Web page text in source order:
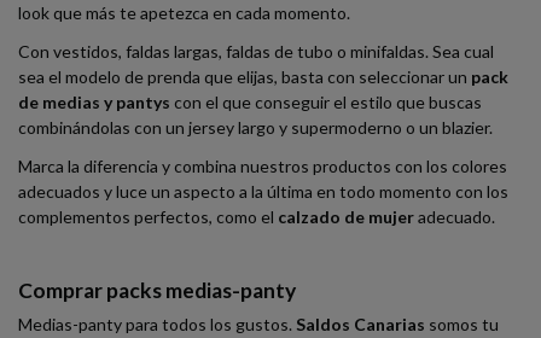
look que más te apetezca en cada momento.
Con vestidos, faldas largas, faldas de tubo o minifaldas. Sea cual
sea el modelo de prenda que elijas, basta con seleccionar un pack
de medias y pantys con el que conseguir el estilo que buscas
combinándolas con un jersey largo y supermoderno o un blazier.
Marca la diferencia y combina nuestros productos con los colores
adecuados y luce un aspecto a la última en todo momento con los
complementos perfectos, como el calzado de mujeradecuado.
Comprar packs medias-panty
Medias-panty para todos los gustos. Saldos Canarias somos tu